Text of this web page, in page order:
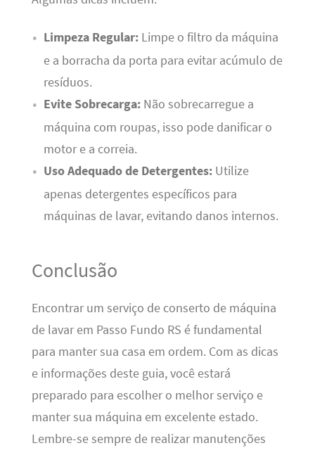
Limpeza Regular:Limpe o filtro da máquina
e a borracha da porta para evitar acúmulo de
resíduos.
Evite Sobrecarga:Não sobrecarregue a
máquina com roupas, isso pode danificar o
motor e a correia.
Uso Adequado de Detergentes:Utilize
apenas detergentes específicos para
máquinas de lavar, evitando danos internos.
Conclusão
Encontrar um serviço de conserto de máquina
de lavar em Passo Fundo RS é fundamental
para manter sua casa em ordem. Com as dicas
e informações deste guia, você estará
preparado para escolher o melhor serviço e
manter sua máquina em excelente estado.
Lembre-se sempre de realizar manutenções